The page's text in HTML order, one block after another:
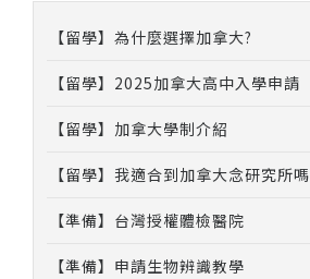
【留學】為什麼選擇加拿大?
【留學】2025加拿大高中入學申請
【留學】加拿大學制介紹
【留學】我適合到加拿大念研究所嗎
【準備】台灣授權體檢醫院
【準備】申請生物辨識教學